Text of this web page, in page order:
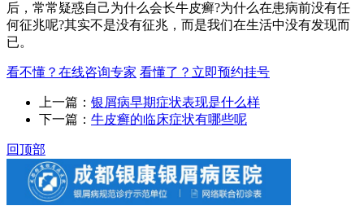
后，常常疑惑自己为什么会长牛皮癣?为什么在患病前没有任
何征兆呢?其实不是没有征兆，而是我们在生活中没有发现而
已。
看不懂？在线咨询专家 看懂了？立即预约挂号
上一篇： 银屑病早期症状表现是什么样
下一篇： 牛皮癣的临床症状有哪些呢
回顶部